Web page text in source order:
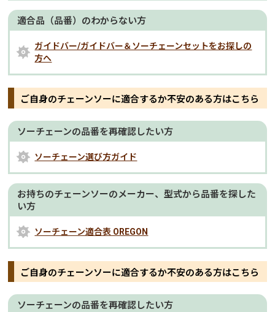
適合品（品番）のわからない方
ガイドバー/ガイドバー＆ソーチェーンセットをお探しの
方へ
ご自身のチェーンソーに適合するか不安のある方はこちら
ソーチェーンの品番を再確認したい方
ソーチェーン選び方ガイド
お持ちのチェーンソーのメーカー、型式から品番を探した
い方
ソーチェーン適合表 OREGON
ご自身のチェーンソーに適合するか不安のある方はこちら
ソーチェーンの品番を再確認したい方